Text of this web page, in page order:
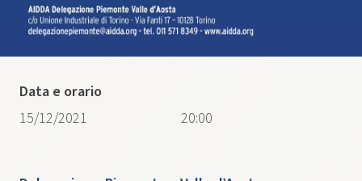
Data e orario
15/12/2021
20:00